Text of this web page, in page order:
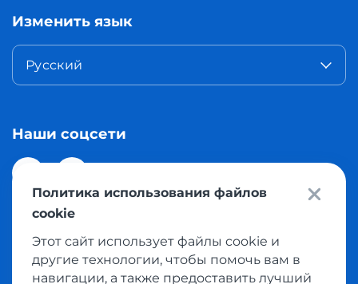
Изменить язык
Русский
Наши соцсети
© 2026 Meest Shopping доставка покупок с интернет
магазинов мира в Казахстан. Все права защищены
Политика использования файлов
cookie
Этот сайт использует файлы cookie и
другие технологии, чтобы помочь вам в
навигации, а также предоставить лучший